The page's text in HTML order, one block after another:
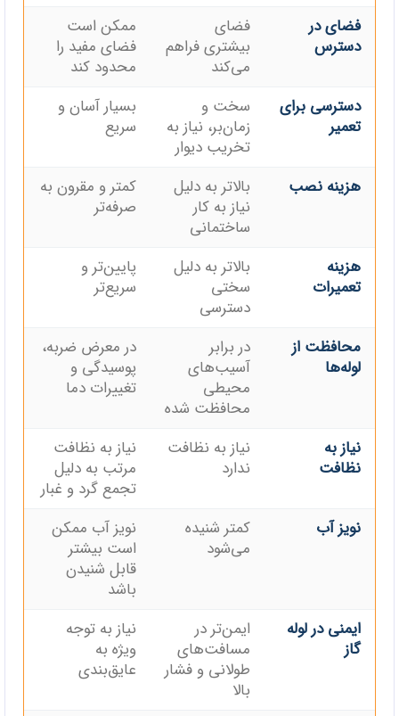
فضای در
دسترس
فضای
بیشتری فراهم
می‌کند
ممکن است
فضای مفید را
محدود کند
دسترسی برای
تعمیر
سخت و
زمان‌بر، نیاز به
تخریب دیوار
بسیار آسان و
سریع
هزینه نصب
بالاتر به دلیل
نیاز به کار
ساختمانی
کمتر و مقرون به
صرفه‌تر
هزینه
تعمیرات
بالاتر به دلیل
سختی
دسترسی
پایین‌تر و
سریع‌تر
محافظت از
لوله‌ها
در برابر
آسیب‌های
محیطی
محافظت شده
در معرض ضربه،
پوسیدگی و
تغییرات دما
نیاز به
نظافت
نیاز به نظافت
ندارد
نیاز به نظافت
مرتب به دلیل
تجمع گرد و غبار
نویز آب
کمتر شنیده
می‌شود
نویز آب ممکن
است بیشتر
قابل شنیدن
باشد
ایمنی در لوله
گاز
ایمن‌تر در
مسافت‌های
طولانی و فشار
بالا
نیاز به توجه
ویژه به
عایق‌بندی